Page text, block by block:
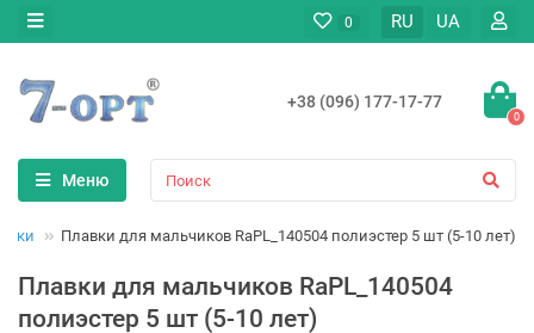
0 RU UA
+38 (096) 177-17-77
0
Меню
Плавки для мальчиков RaPL_140504 полиэстер 5 шт (5-10 лет)
Плавки для мальчиков RaPL_140504
полиэстер 5 шт (5-10 лет)